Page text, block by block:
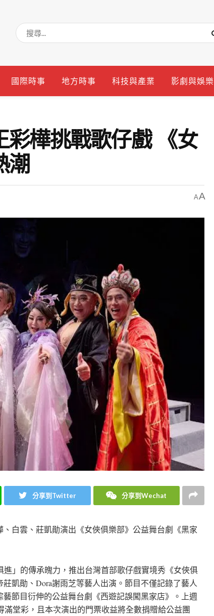
國際時事 地方時事 科技與產業 影劇與娛樂
彩樺挑戰歌仔戲 《女
潮
AA
分享到Twitter 分享到Wechat
、白雲、莊凱勛演出《女俠俱樂部》公益舞台劇《黑家
」的傳承魄力，推出台灣首部歌仔戲實境秀《女俠俱
凱勛、Dora謝雨芝等藝人出演。節目不僅記錄了藝人
節目衍伸的公益舞台劇《西遊記誤闖黑家店》。上週
堂彩，且本次演出的門票收益將全數捐贈給公益團